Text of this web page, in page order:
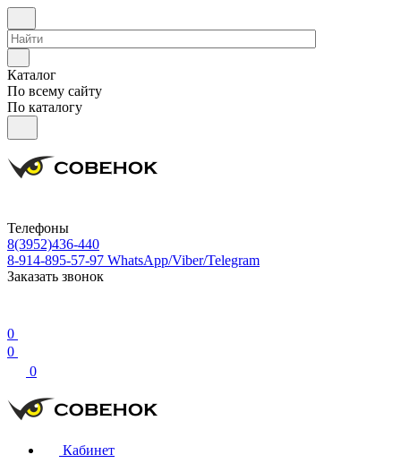
Каталог
По всему сайту
По каталогу
Телефоны
8(3952)436-440
8-914-895-57-97 WhatsApp/Viber/Telegram
Заказать звонок
0
0
0
Кабинет